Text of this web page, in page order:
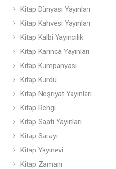
Kitap Dünyası Yayınları
Kitap Kahvesi Yayınları
Kitap Kalbi Yayıncılık
Kitap Karınca Yayınları
Kitap Kumpanyası
Kitap Kurdu
Kitap Neşriyat Yayınları
Kitap Rengi
Kitap Saati Yayınları
Kitap Sarayı
Kitap Yayınevi
Kitap Zamanı